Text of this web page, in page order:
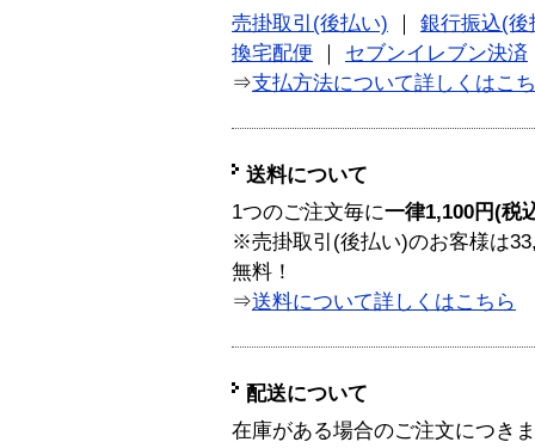
売掛取引(後払い)
銀行振込(後
換宅配便
セブンイレブン決済
⇒支払方法について詳しくはこ
送料について
1つのご注文毎に一律1,100円(税
※売掛取引(後払い)のお客様は
無料！
⇒送料について詳しくはこちら
配送について
在庫がある場合のご注文につき